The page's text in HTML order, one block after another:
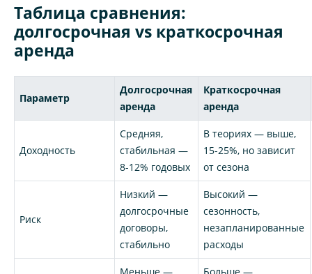
Таблица сравнения:
долгосрочная vs краткосрочная
аренда
Параметр
Долгосрочная
аренда
Краткосрочная
аренда
Доходность
Средняя,
стабильная —
8-12% годовых
В теориях — выше,
15-25%, но зависит
от сезона
Риск
Низкий —
долгосрочные
договоры,
стабильно
Высокий —
сезонность,
незапланированные
расходы
Меньше —
Больше —